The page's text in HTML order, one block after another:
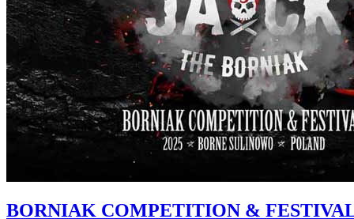
BORNIAK COMPETITION &